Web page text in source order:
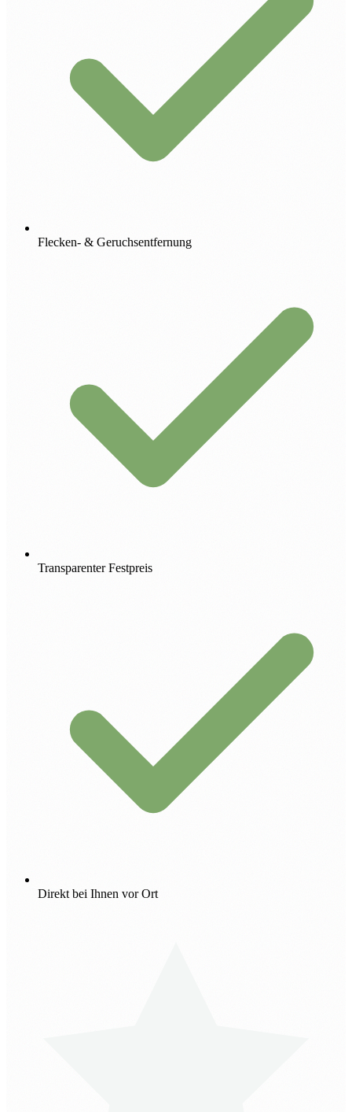
Flecken- & Geruchsentfernung
Transparenter Festpreis
Direkt bei Ihnen vor Ort